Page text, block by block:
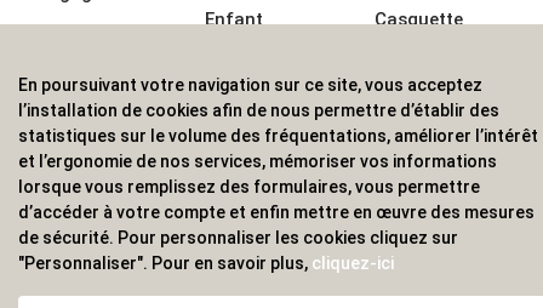
Enfant
Casquette
ALVS, fournisseur d'objets publicitaires, pour les
professionnels. Une implantation nationale, une
couverture internationale.
© 2020 ALVS
En poursuivant votre navigation sur ce site, vous acceptez
l’installation de cookies afin de nous permettre d’établir des
statistiques sur le volume des fréquentations, améliorer l’intérêt
et l’ergonomie de nos services, mémoriser vos informations
lorsque vous remplissez des formulaires, vous permettre
d’accéder à votre compte et enfin mettre en œuvre des mesures
de sécurité. Pour personnaliser les cookies cliquez sur
"Personnaliser". Pour en savoir plus, cliquez-ici